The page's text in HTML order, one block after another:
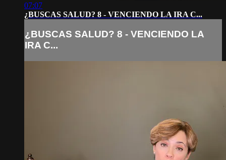
07:07
¿BUSCAS SALUD? 8 - VENCIENDO LA IRA C...
¿BUSCAS SALUD? 8 - VENCIENDO LA
IRA C...